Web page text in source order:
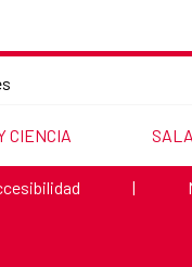
PÁGINA:
CIENCIA
a la página: |